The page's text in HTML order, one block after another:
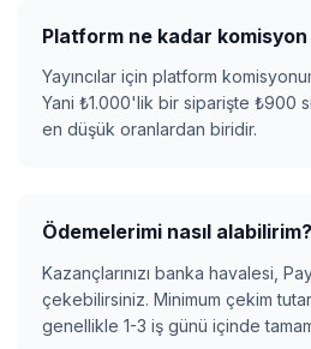
Platform ne kadar komisyon
Yayıncılar için platform
Yani ₺1.000'lik bir siparişte ₺900
en düşük oranlardan biridir.
Ödemelerimi nasıl alabilirim?
Kazançlarınızı banka havalesi,
çekebilirsiniz. Minimum çekim
genellikle 1-3 iş günü içinde